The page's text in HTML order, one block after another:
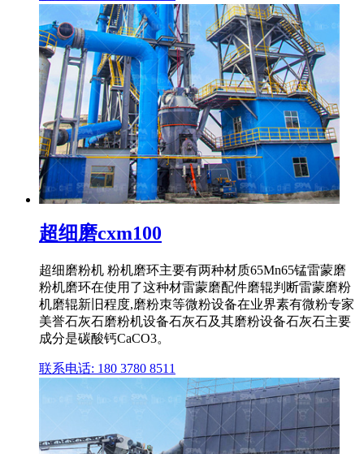
超细磨cxm100
超细磨粉机 粉机磨环主要有两种材质65Mn65锰雷蒙磨
粉机磨环在使用了这种材雷蒙磨配件磨辊判断雷蒙磨粉
机磨辊新旧程度,磨粉朿等微粉设备在业界素有微粉专家
美誉石灰石磨粉机设备石灰石及其磨粉设备石灰石主要
成分是碳酸钙CaCO3。
联系电话: 180 3780 8511